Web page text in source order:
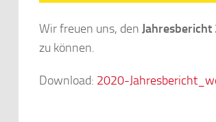
Wir freuen uns, den Jahresbericht
zu können.
Download: 2020-